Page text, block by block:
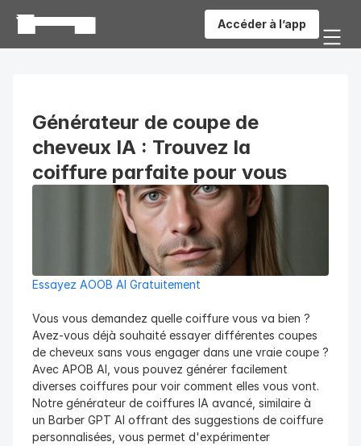
Accéder à l’app
Générateur de coupe de
cheveux IA : Trouvez la
coiffure parfaite pour vous
Essayez AOOB AI Gratuitement
Vous vous demandez quelle coiffure vous va bien ?
Avez-vous déjà souhaité essayer différentes coupes
de cheveux sans vous engager dans une vraie coupe ?
Avec APOB AI, vous pouvez générer facilement
diverses coiffures pour voir comment elles vous vont.
Notre générateur de coiffures IA avancé, similaire à
un Barber GPT AI offrant des suggestions de coiffure
personnalisées, vous permet d'expérimenter